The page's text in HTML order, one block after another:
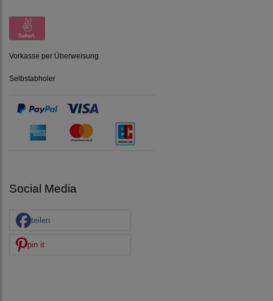
Vorkasse per Überweisung
Selbstabholer
Social Media
teilen
pin it